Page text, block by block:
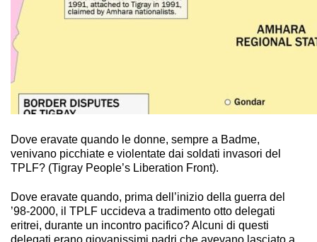
Dove eravate quando le donne, sempre a Badme,
venivano picchiate e violentate dai soldati invasori del
TPLF? (Tigray People’s Liberation Front).
Dove eravate quando, prima dell’inizio della guerra del
’98-2000, il TPLF uccideva a tradimento otto delegati
eritrei, durante un incontro pacifico? Alcuni di questi